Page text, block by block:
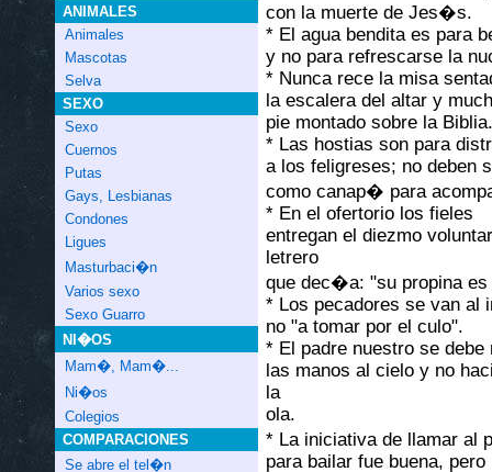
ANIMALES
Animales
Mascotas
Selva
SEXO
Sexo
Cuernos
Putas
Gays, Lesbianas
Condones
Ligues
Masturbaci�n
Varios sexo
Sexo Guarro
NI�OS
Mam�, Mam�...
Ni�os
Colegios
COMPARACIONES
Se abre el tel�n
con la muerte de Jes�s.
* El agua bendita es para
y no para refrescarse la
* Nunca rece la misa
la escalera del altar y
pie montado sobre la Biblia.
* Las hostias son para
a los feligreses; no deben
como canap� para
* En el ofertorio los fieles
entregan el diezmo
letrero
que dec�a: "su propina es
* Los pecadores se van al
no "a tomar por el culo".
* El padre nuestro se debe
las manos al cielo y no
la
ola.
* La iniciativa de llamar al
para bailar fue buena, pero